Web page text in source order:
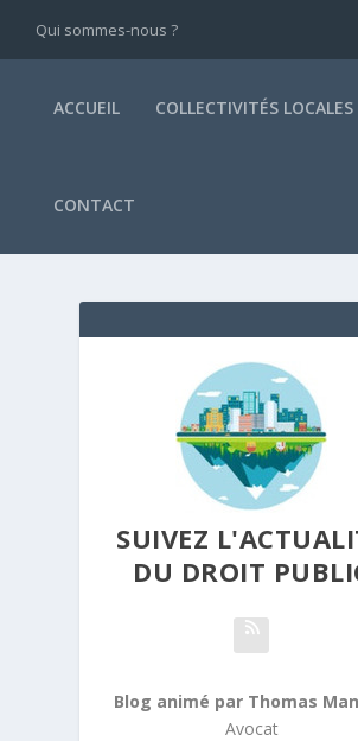
Qui sommes-nous ?
ACCUEIL COLLECTIVITÉS LOCALES
CONTACT
SUIVEZ
DU DROIT
Blog animé par Thomas
Avocat